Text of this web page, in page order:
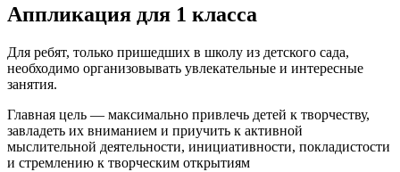
Аппликация для 1 класса
Для ребят, только пришедших в школу из детского сада,
необходимо организовывать увлекательные и интересные
занятия.
Главная цель — максимально привлечь детей к творчеству,
завладеть их вниманием и приучить к активной
мыслительной деятельности, инициативности, покладистости
и стремлению к творческим открытиям